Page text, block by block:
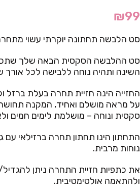
₪99
סט הלבשה תחתונה יוקרתי עשוי
סט ההלבשה הסקסית הבאה שלך
השינה ותהיה נוחה ללבישה לכל אורך
החזייה הינה חזיית תחרה בעלת ברזל
על מראה מושלם ואחיד, המקנה תחושה
סקסית ונוחה – מושלמת לימים חמים
התחתון הינו תחתון תחרה ברזילאי עם
נוחות מרבית.
את כתפיות חזיית התחרה ניתן
ולהתאמה אולטימטיבית.